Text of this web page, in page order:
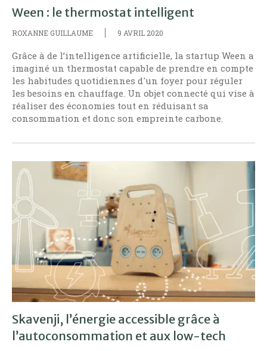
Ween : le thermostat intelligent
ROXANNE GUILLAUME 9 AVRIL 2020
Grâce à de l’intelligence artificielle, la startup Ween a
imaginé un thermostat capable de prendre en compte
les habitudes quotidiennes d'un foyer pour réguler
les besoins en chauffage. Un objet connecté qui vise à
réaliser des économies tout en réduisant sa
consommation et donc son empreinte carbone.
Skavenji, l’énergie accessible grâce à
l’autoconsommation et aux low-tech